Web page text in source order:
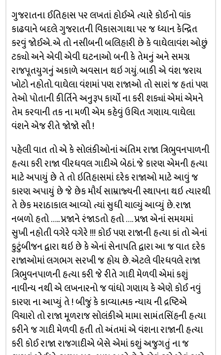
ગુજરાતના ઈતિહાસ પર લખતાં હોઈએ ત્યારે કોઈનો વાંક
કાઢવાને બદલે ગુજરાતની વિકાસગાથા પર જ ધ્યાન કેન્દ્રિત
કરવું જોઈએ. એ તો નસીબની બલિહારી છે કે વાઘેલાવંશ ઓછું
ટક્યો અને એવી એવી ઘટનાઓ બની કે તેમનું અને સમગ્ર
રાજપૂતયુગનું અકાળે અવસાન થઇ ગયું. બાકી એ વંશ જરાય
ખોટો નહોતો. વાઘેલા વંશમાં પણ રાજાઓ તો સારાં જ હતાં પણ
તેઓ પોતાની કીર્તિને અનુરૂપ કાર્યો ના કરી શક્યાં એમાં એમને
તેમ કરવાની તક ના મળી એમ કહેવું ઉચિત ગણાય. વાઘેલા
વંશને એજ રીતે જોજો સૌ !
પહેલી વાત તો એ કે સોલંકીઓનાં અંતિમ રાજા ત્રિભુવનપાળની
હત્યા કરી રાજા વીરધવલ ગાદીએ બેઠાં. જે કારણ એમની હત્યા
માટે અપાયું છે તે તો ઇતિહાસમાં દરેક રાજાઓ માટે આવું જ
કારણ અપાયું છે જે છેક મૌર્ય સામ્રાજ્યની સ્થાપના થઇ ત્યારથી
તે છેક મરાઠાકાલ આવ્યો ત્યાં સુધી ચાલ્યું આવ્યું છે. રાજા
નબળો હતો ….. પ્રજાને રંજાડતો હતો …. પ્રજા એનાં સમયમાં
સુખી નહોતી વગેરે વગેરે !!! કોઈ પણ રાજાની હત્યા કાં તો એનાં
કુટુંબીજન દ્વારા થઇ છે કે એનાં સેનાપતિ દ્વારા આ જ વાત દરેક
રાજાઓમાં લગભગ સરખી જ હોય છે. એટલે વીરધવલે રાજા
ત્રિભુવનપાળની હત્યા કરી જે રીતે ગાદી મેળવી એમાં કશું
નાવીન્ય નથી એ લખનારનો જ વાંધો ગણાય કે એણે કોઈ નવું
કારણ ના આપ્યું તે ! બીજું કે કાવ્યાત્મક ન્યાય ની દ્રષ્ટિએ
વિચારો તો રાજા મૂળરાજ સોલંકીએ મામા સામંતસિંહની હત્યા
કરીને જ ગાદી મેળવી હતી તો અંતમાં એ વંશના રાજાની હત્યા
કરી કોઈ રાજા રાજગાદીએ બેસે એમાં કશું અજુગતું ના જ